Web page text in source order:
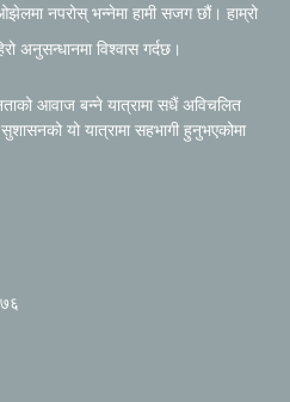
नपरोस् भन्नेमा हामी सजग छौं। हाम्रो
अनुसन्धानमा विश्वास गर्दछ।
आवाज बन्ने यात्रामा सधैं अविचलित
यो यात्रामा सहभागी हुनुभएकोमा